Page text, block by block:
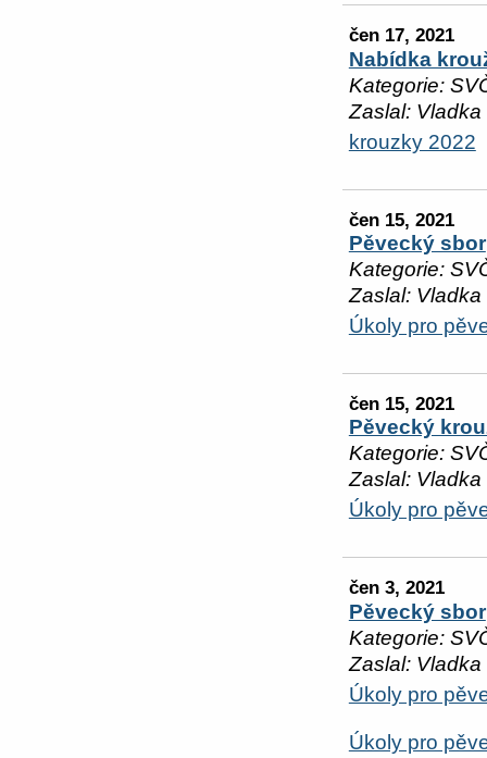
čen 17, 2021
Nabídka
Kategorie:
Zaslal: Vladka
krouzky 2022
čen 15, 2021
Pěvecký sbor
Kategorie:
Zaslal: Vladka
Úkoly pro
čen 15, 2021
Pěvecký
Kategorie:
Zaslal: Vladka
Úkoly pro
čen 3, 2021
Pěvecký sbor
Kategorie:
Zaslal: Vladka
Úkoly pro
Úkoly pro